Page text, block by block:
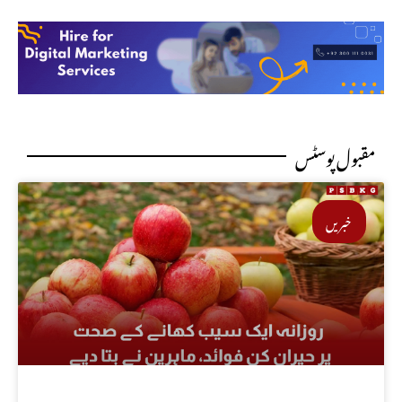
مقبول پوسٹس
خبریں